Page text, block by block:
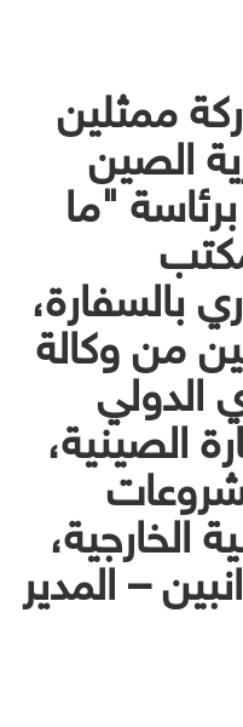
ممثلين
الصين
"ما
بالسفارة،
من وكالة
الدولي
الصينية،
الخارجية،
– المدير